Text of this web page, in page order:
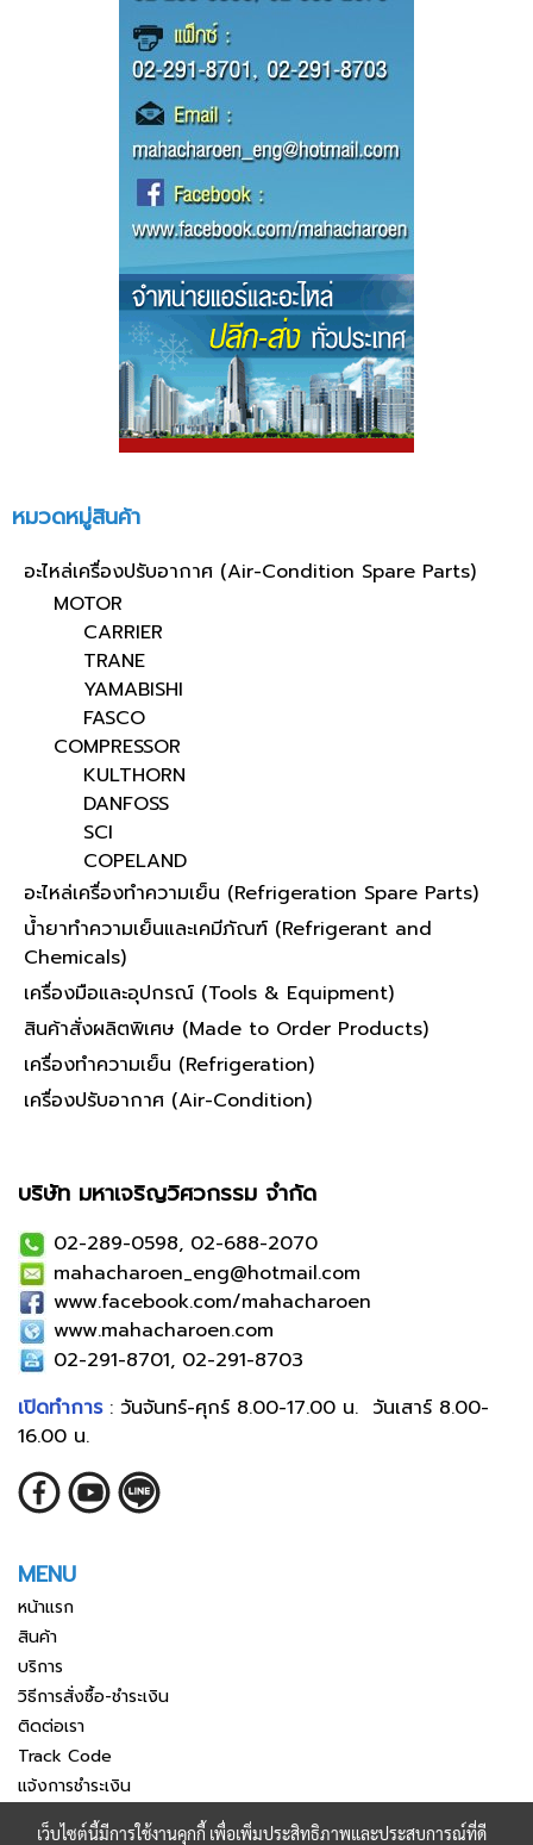
หมวดหมู่สินค้า
อะไหล่เครื่องปรับอากาศ (Air-Condition Spare Parts)
MOTOR
CARRIER
TRANE
YAMABISHI
FASCO
COMPRESSOR
KULTHORN
DANFOSS
SCI
COPELAND
อะไหล่เครื่องทำความเย็น (Refrigeration Spare Parts)
น้ำยาทำความเย็นและเคมีภัณฑ์ (Refrigerant and
Chemicals)
เครื่องมือและอุปกรณ์ (Tools & Equipment)
สินค้าสั่งผลิตพิเศษ (Made to Order Products)
เครื่องทำความเย็น (Refrigeration)
เครื่องปรับอากาศ (Air-Condition)
บริษัท มหาเจริญวิศวกรรม จำกัด
02-289-0598, 02-688-2070
mahacharoen_eng@hotmail.com
www.facebook.com/mahacharoen
www.mahacharoen.com
02-291-8701, 02-291-8703
เปิดทำการ: วันจันทร์-ศุกร์ 8.00-17.00 น. วันเสาร์ 8.00-
16.00 น.
MENU
หน้าแรก
สินค้า
บริการ
วิธีการสั่งซื้อ-ชำระเงิน
ติดต่อเรา
Track Code
แจ้งการชำระเงิน
เว็บไซต์นี้มีการใช้งานคุกกี้ เพื่อเพิ่มประสิทธิภาพและประสบการณ์ที่ดี